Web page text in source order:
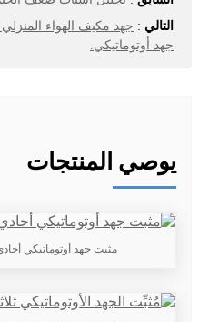
التالي : جهد مكيف الهواء
جهد أوتوماتيكي.
يوصي المنتجات
مثبت جهد أوتوماتيكي أحادي الطور 100